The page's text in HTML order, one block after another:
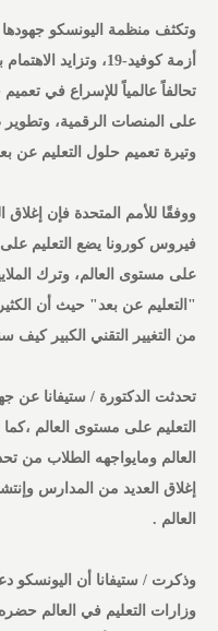
وتكثف منظمة اليونسكو جهودها
أزمة كوفيد-19،
تحالفاً عالمياً للإسراع في
على المنصات الرقمية،
وتيرة تعميم حلول التعليم عن
على مستوى العالم، وترك
"التعليم عن بعد" حيث أن
من التغيير التقني الكبير كيف
تحدثت الدكتورة / ستيفانا عن
التعليم على مستوى العالم
العالم ومايواجهه الطلاب من
إغلاق العديد من المدارس
العالم .
وذكرت / ستيفانا أن اليونسكو
وزارات التعليم في العالم